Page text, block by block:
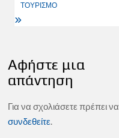
ΤΟΥΡΙΣΜΟ
Αφήστε μια
απάντηση
Για να σχολιάσετε πρέπει να
συνδεθείτε.